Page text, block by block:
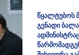
წყალტუბოს
გენადი